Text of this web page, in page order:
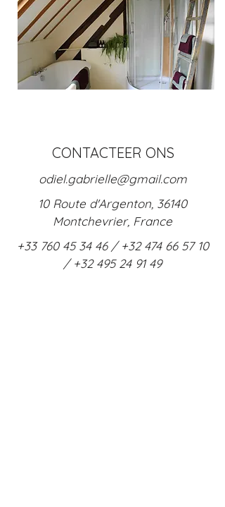
CONTACTEER ONS
odiel.gabrielle@gmail.com
10 Route d'Argenton, 36140
Montchevrier, France
+33 760 45 34 46/+32 474 66 57 10
/+32 495 24 91 49